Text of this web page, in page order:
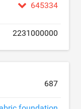
645334
2231000000
687